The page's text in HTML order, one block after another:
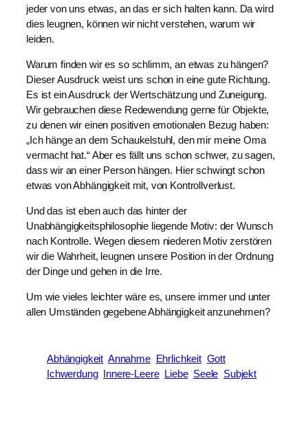
jeder von uns etwas, an das er sich halten kann. Da wird
dies leugnen, können wir nicht verstehen, warum wir
leiden.
Warum finden wir es so schlimm, an etwas zu hängen?
Dieser Ausdruck weist uns schon in eine gute Richtung.
Es ist ein Ausdruck der Wertschätzung und Zuneigung.
Wir gebrauchen diese Redewendung gerne für Objekte,
zu denen wir einen positiven emotionalen Bezug haben:
„Ich hänge an dem Schaukelstuhl, den mir meine Oma
vermacht hat.“ Aber es fällt uns schon schwer, zu sagen,
dass wir an einer Person hängen. Hier schwingt schon
etwas von Abhängigkeit mit, von Kontrollverlust.
Und das ist eben auch das hinter der
Unabhängigkeitsphilosophie liegende Motiv: der Wunsch
nach Kontrolle. Wegen diesem niederen Motiv zerstören
wir die Wahrheit, leugnen unsere Position in der Ordnung
der Dinge und gehen in die Irre.
Um wie vieles leichter wäre es, unsere immer und unter
allen Umständen gegebene Abhängigkeit anzunehmen?
Abhängigkeit Annahme Ehrlichkeit Gott
Ichwerdung Innere-Leere Liebe Seele Subjekt